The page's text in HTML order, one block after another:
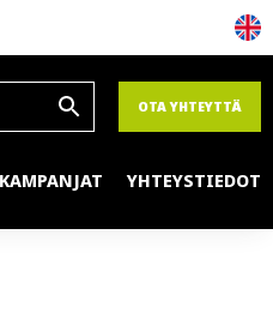
OTA YHTEYTTÄ
KAMPANJAT YHTEYSTIEDOT